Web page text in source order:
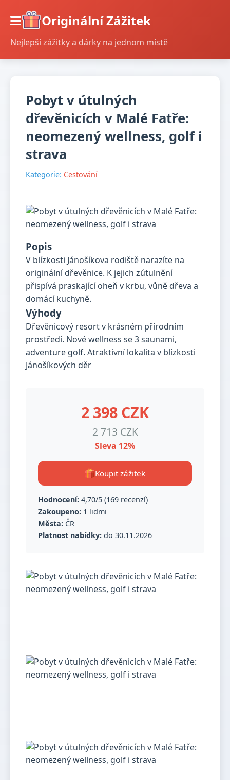
Originální Zážitek
Nejlepší zážitky a dárky na jednom místě
Pobyt v útulných
dřevěnicích v Malé Fatře:
neomezený wellness, golf i
strava
Kategorie: Cestování
Popis
V blízkosti Jánošíkova rodiště narazíte na
originální dřevěnice. K jejich zútulnění
přispívá praskající oheň v krbu, vůně dřeva a
domácí kuchyně.
Výhody
Dřevěnicový resort v krásném přírodním
prostředí. Nové wellness se 3 saunami,
adventure golf. Atraktivní lokalita v blízkosti
Jánošíkových děr
2 398 CZK
2 713 CZK
Sleva 12%
Koupit zážitek
Hodnocení: 4,70/5 (169 recenzí)
Zakoupeno: 1 lidmi
Města: ČR
Platnost nabídky: do 30.11.2026